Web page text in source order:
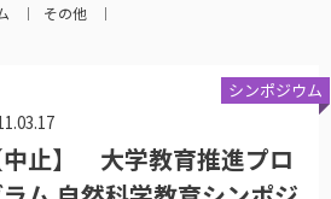
その他
シンポジウム
中止】 大学教育推進プロ